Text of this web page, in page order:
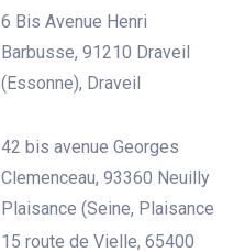
6 Bis Avenue Henri
Barbusse, 91210 Draveil
(Essonne), Draveil
42 bis avenue Georges
Clemenceau, 93360 Neuilly
Plaisance (Seine, Plaisance
15 route de Vielle, 65400